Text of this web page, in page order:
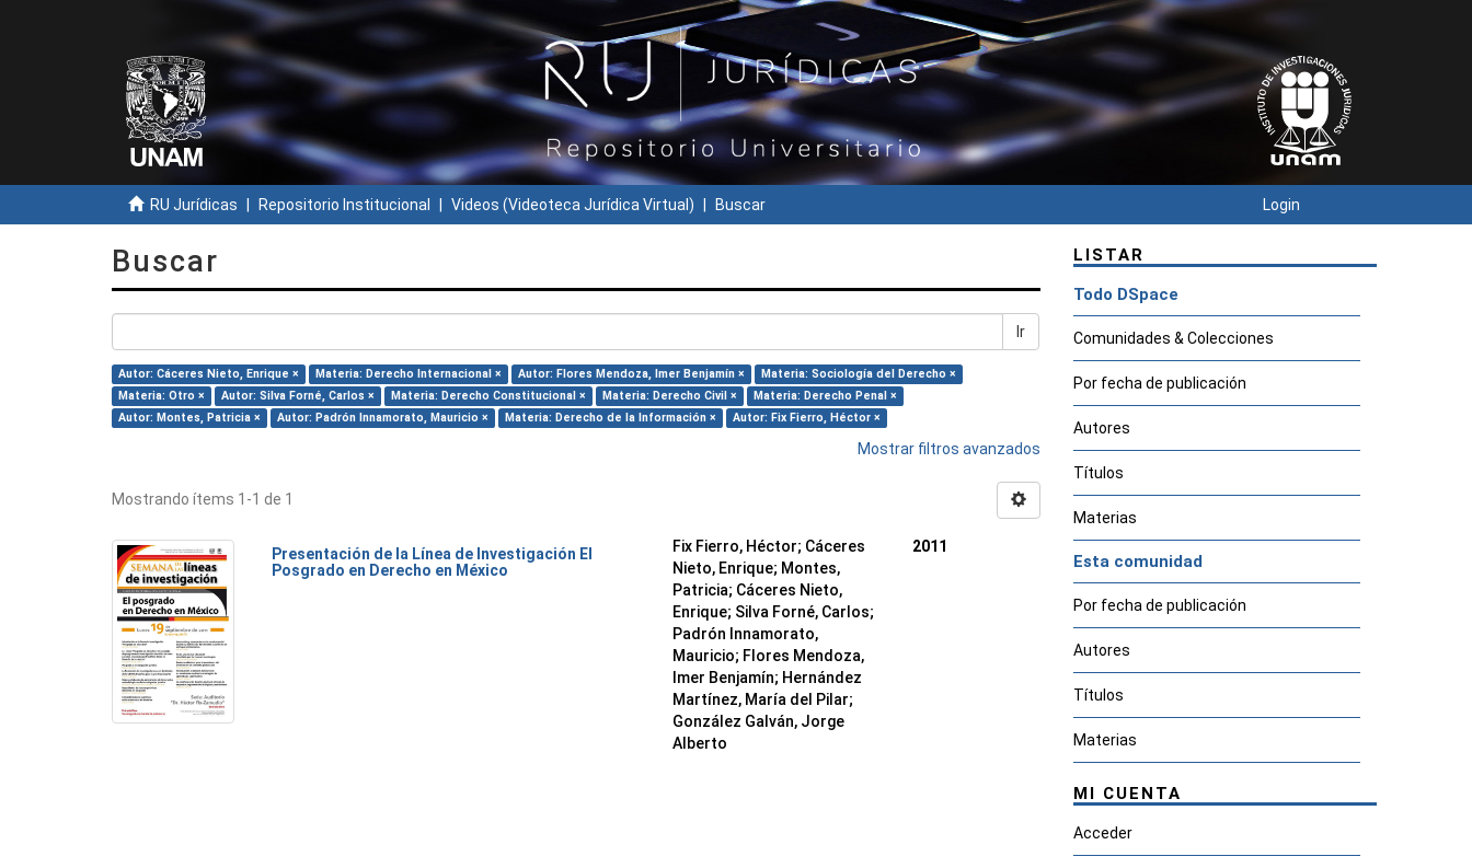
RU Jurídicas Repositorio Institucional Videos (Videoteca Jurídica Virtual) Buscar Login
Buscar
Ir
Autor: Cáceres Nieto, Enrique × Materia: Derecho Internacional × Autor: Flores Mendoza, Imer Benjamín ×
Materia: Sociología del Derecho ×
Materia: Otro ×
Autor: Silva Forné, Carlos × Materia: Derecho Constitucional × Materia: Derecho Civil ×
Materia: Derecho Penal ×
Autor: Montes, Patricia ×
Autor: Padrón Innamorato, Mauricio × Materia: Derecho de la Información × Autor: Fix Fierro, Héctor ×
Mostrar filtros avanzados
Mostrando ítems 1-1 de 1
Presentación de la Línea de Investigación El
Posgrado en Derecho en México
Fix Fierro, Héctor; Cáceres
Nieto, Enrique; Montes,
Patricia; Cáceres Nieto,
Enrique; Silva Forné, Carlos;
Padrón Innamorato,
Mauricio; Flores Mendoza,
Imer Benjamín; Hernández
Martínez, María del Pilar;
González Galván, Jorge
Alberto
2011
LISTAR
Todo DSpace
Comunidades & Colecciones
Por fecha de publicación
Autores
Títulos
Materias
Esta comunidad
Por fecha de publicación
Autores
Títulos
Materias
MI CUENTA
Acceder